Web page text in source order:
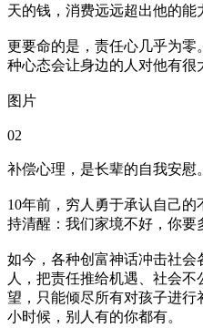
天的钱，消费远远超出他的能
更要命的是，责任心几乎为
种心态会让身边的人对他有很
图片
02
补偿心理，是长辈的自我安慰。
10年前，穷人勇于承认自己
持清醒：我们家境不好，你要
如今，各种创富神话冲击社
人，把责任推给机遇、社会
望，只能倾尽所有对孩子进
小时候，别人有的你都有。